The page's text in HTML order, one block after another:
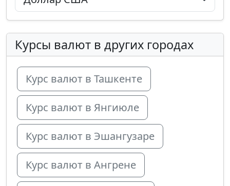
Курсы валют в других городах
Курс валют в Ташкенте
Курс валют в Янгиюле
Курс валют в Эшангузаре
Курс валют в Ангрене